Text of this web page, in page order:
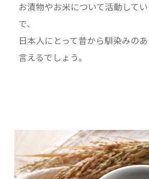
お漬物やお米について活動して
で、
日本人にとって昔から馴染みの
言えるでしょう。